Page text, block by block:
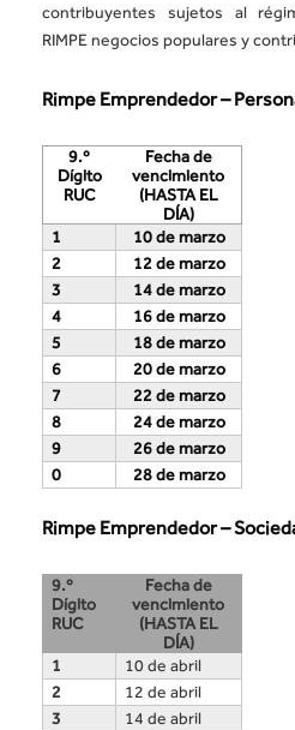
contribuyentes sujetos al
RIMPE negocios populares y
Rimpe Emprendedor –
9.º
Dígito
RUC
Fecha de
vencimiento
(HASTA EL
DÍA)
1
10 de marzo
2
12 de marzo
3
14 de marzo
4
16 de marzo
5
18 de marzo
6
20 de marzo
7
22 de marzo
8
24 de marzo
9
26 de marzo
0
28 de marzo
Rimpe Emprendedor –
9.º
Dígito
RUC
Fecha de
vencimiento
(HASTA EL
DÍA)
1
10 de abril
2
12 de abril
3
14 de abril